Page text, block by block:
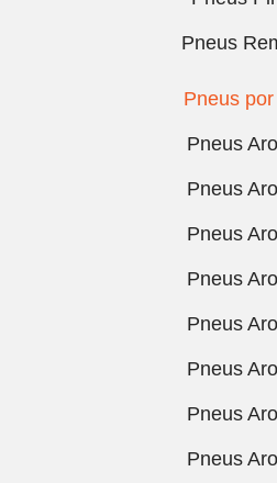
Pneus
Pneus
Pneus
Pneus
Pneus
Pneus
Pneus
Pneus
Pneus
Pneus